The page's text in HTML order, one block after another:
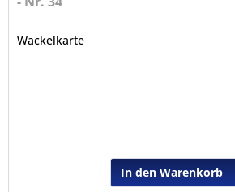
Wackelkarte
In den Warenkorb